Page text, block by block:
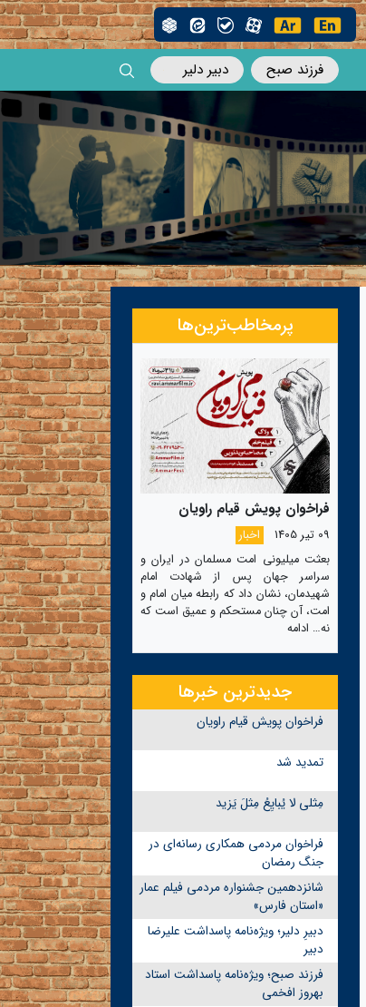
فرزند صبح دبیر دلیر
پرمخاطب‌ترین‌ها
فراخوان پویش قیام راویان
09 تیر 1405
اخبار
بعثت میلیونی امت مسلمان در ایران و
سراسر جهان پس از شهادت امام
شهیدمان، نشان داد که رابطه میان امام و
امت، آن چنان مستحکم و عمیق است که
نه… ادامه
جدیدترین خبرها
فراخوان پویش قیام راویان
تمدید شد
مِثلی لا یُبایِعُ مِثلَ یَزید
فراخوان مردمی همکاری رسانه‌ای در
جنگ رمضان
شانزدهمین جشنواره مردمی فیلم عمار
«استان فارس»
دبیرِ دلیر؛ ویژه‌نامه پاسداشت علیرضا
دبیر
فرزند صبح؛ ویژه‌نامه پاسداشت استاد
بهروز افخمی